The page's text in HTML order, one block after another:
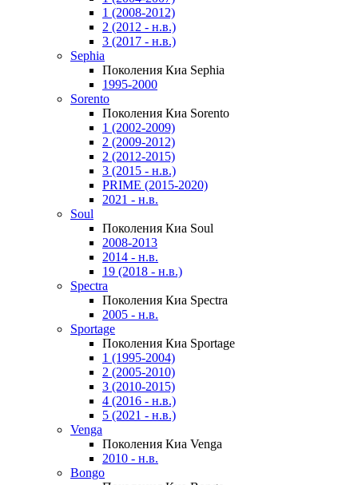
1 (2008-2012)
2 (2012 - н.в.)
3 (2017 - н.в.)
Sephia
Поколения Киа Sephia
1995-2000
Sorento
Поколения Киа Sorento
1 (2002-2009)
2 (2009-2012)
2 (2012-2015)
3 (2015 - н.в.)
PRIME (2015-2020)
2021 - н.в.
Soul
Поколения Киа Soul
2008-2013
2014 - н.в.
19 (2018 - н.в.)
Spectra
Поколения Киа Spectra
2005 - н.в.
Sportage
Поколения Киа Sportage
1 (1995-2004)
2 (2005-2010)
3 (2010-2015)
4 (2016 - н.в.)
5 (2021 - н.в.)
Venga
Поколения Киа Venga
2010 - н.в.
Bongo